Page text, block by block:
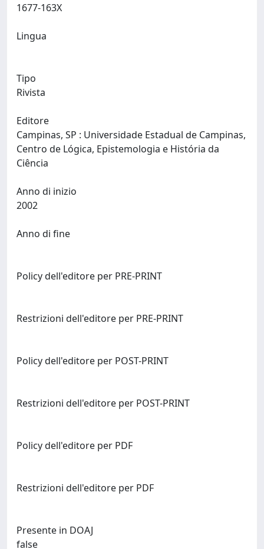
Lingua
Tipo
Rivista
Editore
Campinas, SP : Universidade Estadual de Campinas,
Centro de Lógica, Epistemologia e História da
Anno di inizio
Anno di fine
Policy dell'editore per PRE-PRINT
Restrizioni dell'editore per PRE-PRINT
Policy dell'editore per POST-PRINT
Restrizioni dell'editore per POST-PRINT
Policy dell'editore per PDF
Restrizioni dell'editore per PDF
Presente in DOAJ